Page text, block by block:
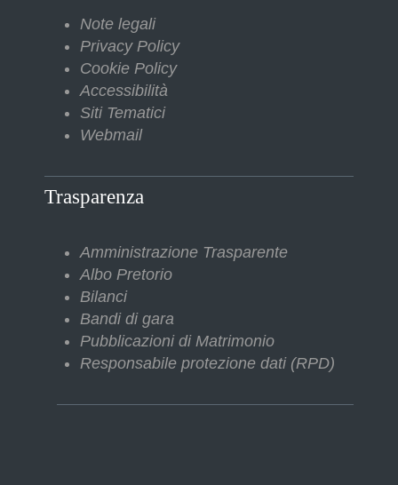
Note legali
Privacy Policy
Cookie Policy
Accessibilità
Siti Tematici
Webmail
Trasparenza
Amministrazione Trasparente
Albo Pretorio
Bilanci
Bandi di gara
Pubblicazioni di Matrimonio
Responsabile protezione dati (RPD)